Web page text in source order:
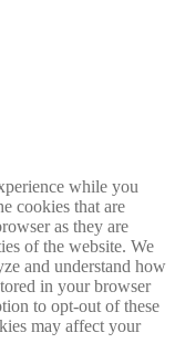
while you
cookies that are
as they are
of the website. We
and understand how
in your browser
to opt-out of these
may affect your